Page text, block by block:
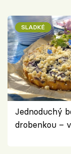
SLADKÉ
Jednoduchý
drobenkou –